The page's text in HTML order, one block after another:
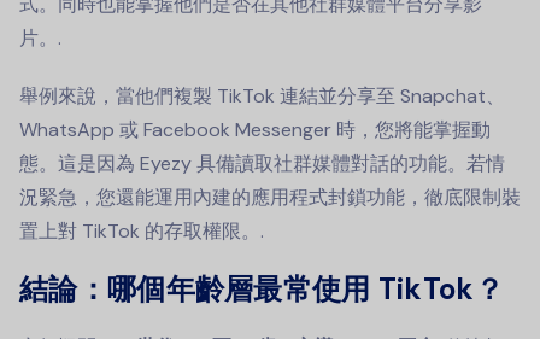
片。.
舉例來說，當他們複製 TikTok 連結並分享至 Snapchat、
WhatsApp 或 Facebook Messenger 時，您將能掌握動
態。這是因為 Eyezy 具備讀取社群媒體對話的功能。若情
況緊急，您還能運用內建的應用程式封鎖功能，徹底限制裝
置上對 TikTok 的存取權限。.
結論：哪個年齡層最常使用 TikTok？